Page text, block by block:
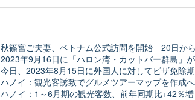
秋篠宮ご夫妻、ベトナム公式訪問を開始 20日か
2023年9月16日に「ハロン湾・カットバー群島」
今日、2023年8月15日に外国人に対してビザ免除
ハノイ：観光客誘致でグルメツアーマップを作成へ
ハノイ：1～6月期の観光客数、前年同期比+42％